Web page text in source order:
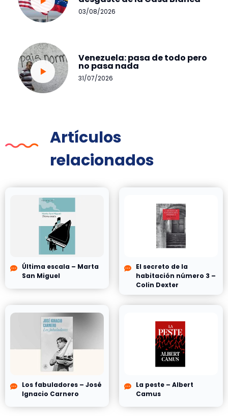
03/08/2026
Venezuela: pasa de todo pero
no pasa nada
31/07/2026
Artículos
relacionados
Última escala – Marta
San Miguel
El secreto de la
habitación número 3 –
Colin Dexter
Los fabuladores – José
Ignacio Carnero
La peste – Albert
Camus